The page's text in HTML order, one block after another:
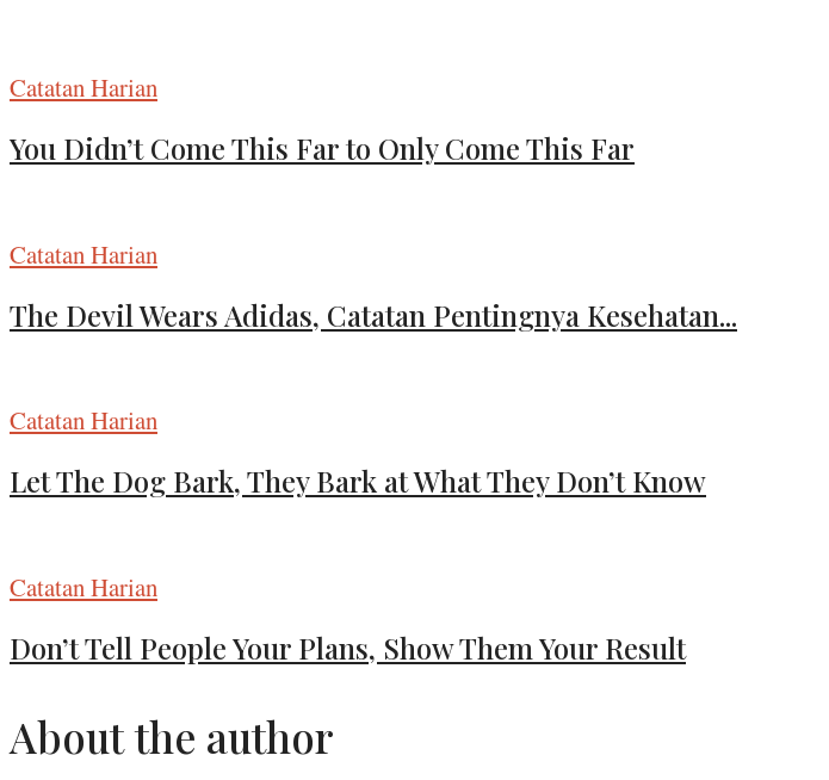
Catatan Harian
You Didn’t Come This Far to Only Come This Far
Catatan Harian
The Devil Wears Adidas, Catatan Pentingnya Kesehatan...
Catatan Harian
Let The Dog Bark, They Bark at What They Don’t Know
Catatan Harian
Don’t Tell People Your Plans, Show Them Your Result
About the author